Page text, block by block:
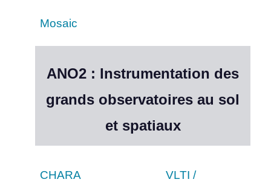
Mosaic
ANO2 : Instrumentation des
grands observatoires au sol
et spatiaux
CHARA
VLTI /